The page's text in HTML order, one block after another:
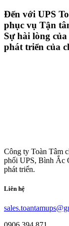
Đến với UPS
phục vụ Tận
Sự hài lòng
phát triển của
Công ty Toàn Tâm
phối UPS, Bình Ắc
phát triển.
Liên hệ